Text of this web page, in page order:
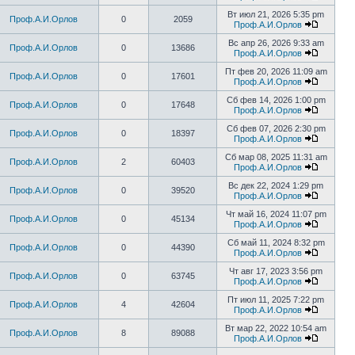
Проф.А.И.Орлов 0 2059
Вт июл 21, 2026 5:35 pm
Проф.А.И.Орлов
Проф.А.И.Орлов 0 13686
Вс апр 26, 2026 9:33 am
Проф.А.И.Орлов
Проф.А.И.Орлов 0 17601
Пт фев 20, 2026 11:09 am
Проф.А.И.Орлов
Проф.А.И.Орлов 0 17648
Сб фев 14, 2026 1:00 pm
Проф.А.И.Орлов
Проф.А.И.Орлов 0 18397
Сб фев 07, 2026 2:30 pm
Проф.А.И.Орлов
Проф.А.И.Орлов 2 60403
Сб мар 08, 2025 11:31 am
Проф.А.И.Орлов
Проф.А.И.Орлов 0 39520
Вс дек 22, 2024 1:29 pm
Проф.А.И.Орлов
Проф.А.И.Орлов 0 45134
Чт май 16, 2024 11:07 pm
Проф.А.И.Орлов
Проф.А.И.Орлов 0 44390
Сб май 11, 2024 8:32 pm
Проф.А.И.Орлов
Проф.А.И.Орлов 0 63745
Чт авг 17, 2023 3:56 pm
Проф.А.И.Орлов
Проф.А.И.Орлов 4 42604
Пт июл 11, 2025 7:22 pm
Проф.А.И.Орлов
Проф.А.И.Орлов 8 89088
Вт мар 22, 2022 10:54 am
Проф.А.И.Орлов